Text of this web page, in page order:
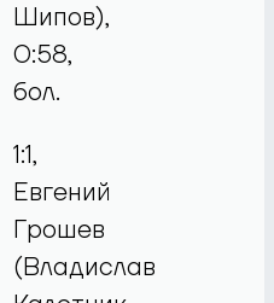
Шипов),
0:58,
бол.
1:1,
Евгений
Грошев
(Владислав